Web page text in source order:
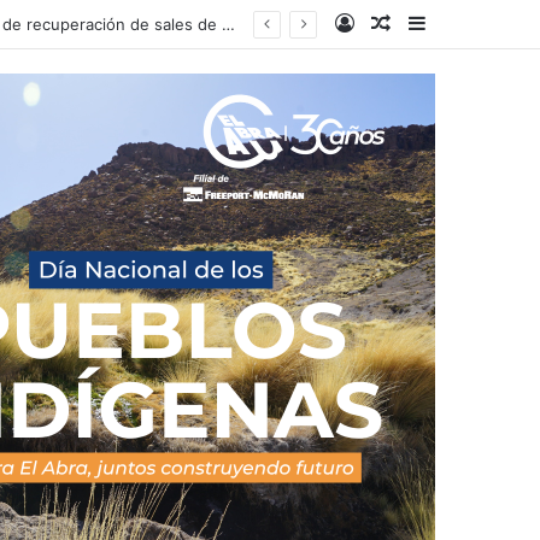
Comunidades indígenas Atacameñas presentan reclamaciones contra proyecto de recuperación de sales de potasio en el Salar de Atacama AccesoPublicacion al
Barra lateral